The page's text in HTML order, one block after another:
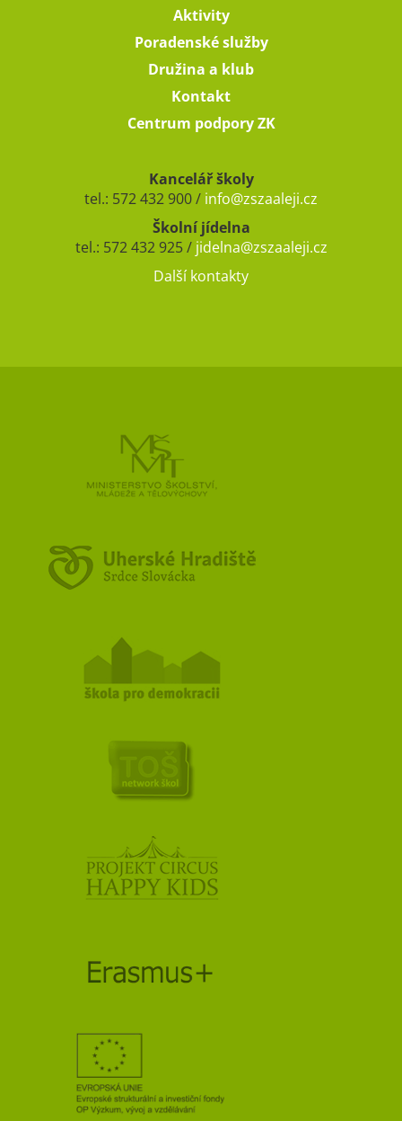
Aktivity
Poradenské služby
Družina a klub
Kontakt
Centrum podpory ZK
Kancelář školy
tel.: 572 432 900 / info@zszaaleji.cz
Školní jídelna
tel.: 572 432 925 / jidelna@zszaaleji.cz
Další kontakty